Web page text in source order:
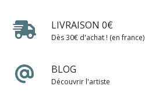
LIVRAISON 0€
Dès 30€ d'achat ! (en france)
BLOG
Découvrir l'artiste